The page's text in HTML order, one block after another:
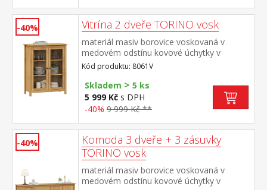
-40% Vitrína 2 dveře TORINO vosk
materiál masiv borovice voskovaná v
medovém odstínu kovové úchytky v
barevném provedení černěná mosaz 2
prosklené dveře, 2 police maximální
nosnosti uvedeny v návodu k montáži
Kód produktu: 8061V
Skladem > 5 ks
5 999 Kč s DPH
-40% 9 999 Kč **
-40%
Komoda 3 dveře + 3 zásuvky
TORINO vosk
materiál masiv borovice voskovaná v
medovém odstínu kovové úchytky v